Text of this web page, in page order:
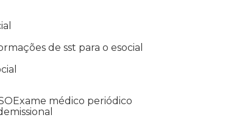
de sst para o esocial
Exame médico periódico